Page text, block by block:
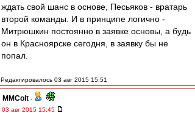
ждать свой шанс в основе, Песьяков - вратарь
второй команды. И в принципе логично -
Митрюшкин постоянно в заявке основы, а будь
он в Красноярске сегодня, в заявку бы не
попал.
Редактировалось 03 авг 2015 15:51
MMColt -
03 авг 2015 15:45